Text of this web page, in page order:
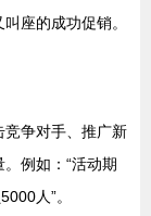
座的成功促销。
竞争对手、推广新
例如：“活动期
人”。